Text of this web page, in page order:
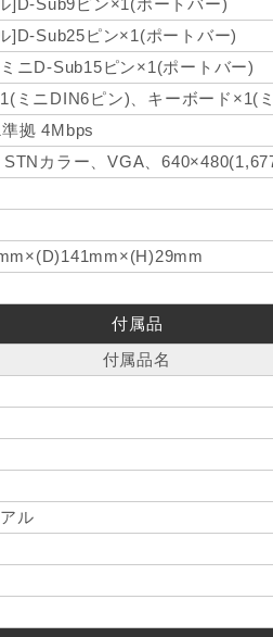
]D-Sub9ピン×1(ポートバー)
]D-Sub25ピン×1(ポートバー)
ニD-Sub15ピン×1(ポートバー)
ミニDIN6ピン)、キーボード×1(
拠 4Mbps
カラー、VGA、
付属品
付属品名
ル